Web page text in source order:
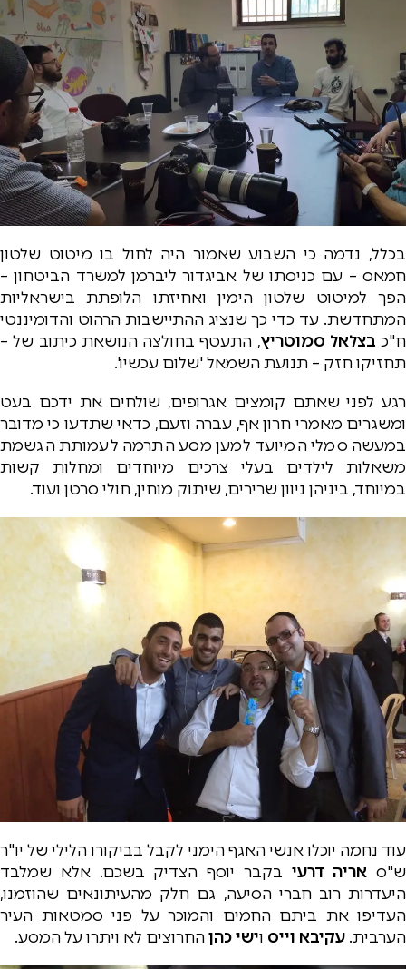
בכלל, נדמה כי השבוע שאמור היה לחול בו מיטוט שלטון
חמאס – עם כניסתו של אביגדור ליברמן למשרד הביטחון –
הפך למיטוט שלטון הימין ואחיזתו הלופתת בישראליות
המתחדשת. עד כדי כך שנציג ההתיישבות הרהוט והדומיננטי
ח"כ בצלאל סמוטריץ, התעטף בחולצה הנושאת כיתוב של –
תחזיקו חזק – תנועת השמאל 'שלום עכשיו'.
רגע לפני שאתם קומצים אגרופים, שולחים את ידכם בעט
ומשגרים מאמרי חרון אף, עברה וזעם, כדאי שתדעו כי מדובר
במעשה סמלי המיועד למען מסע התרמה לעמותת הגשמת
משאלות לילדים בעלי צרכים מיוחדים ומחלות קשות
במיוחד, ביניהן ניוון שרירים, שיתוק מוחין, חולי סרטן ועוד.
עוד נחמה יוכלו אנשי האגף הימני לקבל בביקורו הלילי של יו"ר
ש"ס אריה דרעי בקבר יוסף הצדיק בשכם. אלא שמלבד
היעדרות רוב חברי הסיעה, גם חלק מהעיתונאים שהוזמנו,
העדיפו את ביתם החמים והמוכר על פני סמטאות העיר
הערבית. עקיבא וייס וישי כהןהחרוצים לא ויתרו על המסע.